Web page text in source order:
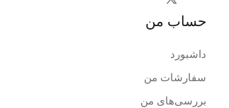
حساب من
داشبورد
سفارشات من
بررسی‌های من